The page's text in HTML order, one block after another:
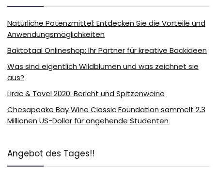
Natürliche Potenzmittel: Entdecken Sie die Vorteile und
Anwendungsmöglichkeiten
Baktotaal Onlineshop: Ihr Partner für kreative Backideen
Was sind eigentlich Wildblumen und was zeichnet sie
aus?
Lirac & Tavel 2020: Bericht und Spitzenweine
Chesapeake Bay Wine Classic Foundation sammelt 2,3
Millionen US-Dollar für angehende Studenten
Angebot des Tages!!